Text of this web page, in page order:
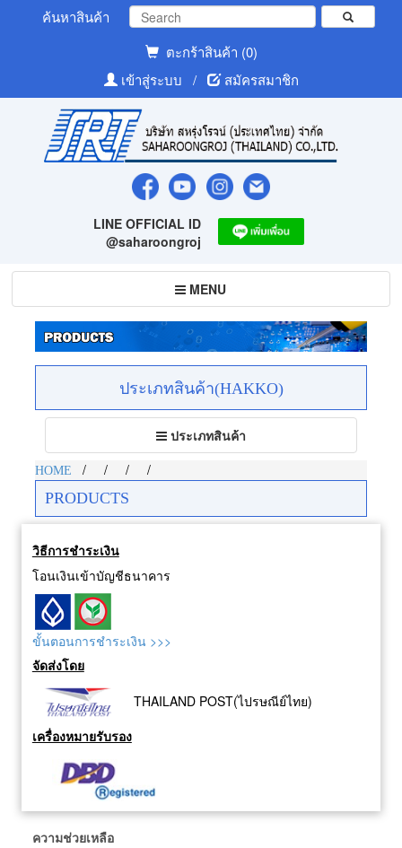
ค้นหาสินค้า
ตะกร้าสินค้า (0)
เข้าสู่ระบบ
/ สมัครสมาชิก
LINE OFFICIAL ID
@saharoongroj
Toggle
navigation
MENU
ประเภทสินค้า(HAKKO)
Toggle
navigation
ประเภทสินค้า
HOME / / /
/
PRODUCTS
วิธีการชำระเงิน
โอนเงินเข้าบัญชีธนาคาร
ขั้นตอนการชำระเงิน >>>
จัดส่งโดย
THAILAND POST(ไปรษณีย์ไทย)
เครื่องหมายรับรอง
ความช่วยเหลือ